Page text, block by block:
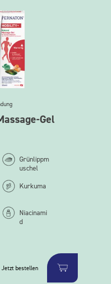
Gel
Grünlippm
uschel
Kurkuma
Niacinami
d
Jetzt bestellen